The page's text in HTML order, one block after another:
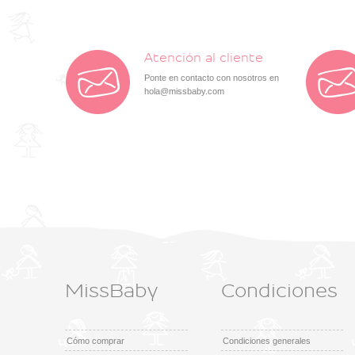
Atención al cliente
Ponte en contacto con nosotros en
hola@missbaby.com
MissBaby
Cómo comprar
Condiciones
Condiciones generales